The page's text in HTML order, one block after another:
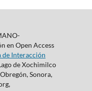
en Open Access
de Interacción
de Xochimilco
Sonora,